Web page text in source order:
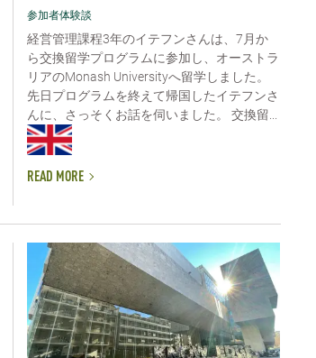
参加者体験談
経営管理課程3年のイテフンさんは、7月か
ら交換留学プログラムに参加し、オーストラ
リアのMonash Universityへ留学しました。
先日プログラムを終えて帰国したイテフンさ
んに、さっそくお話を伺いました。 交換留...
READ MORE